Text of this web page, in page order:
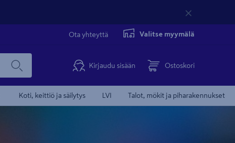
Ota yhteyttä Valitse myymälä
Kirjaudu sisään Ostoskori
Koti, keittiö ja säilytys LVI Talot, mökit ja piharakennukset